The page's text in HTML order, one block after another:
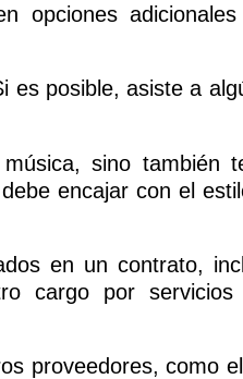
opciones
es posible, asiste a
sino también
encajar con el
en un contrato,
cargo por servicios
proveedores, como